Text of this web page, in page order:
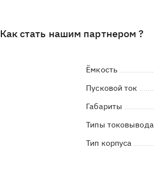
Как стать нашим партнером ?
Ёмкость
Пусковой ток
Габариты
Типы токовывода
Тип корпуса